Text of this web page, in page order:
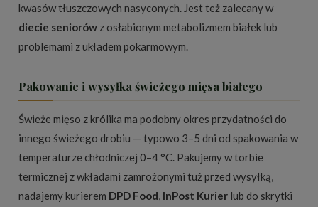
kwasów tłuszczowych nasyconych. Jest też zalecany w
diecie seniorów z osłabionym metabolizmem białek lub
problemami z układem pokarmowym.
Pakowanie i wysyłka świeżego mięsa białego
Świeże mięso z królika ma podobny okres przydatności do
innego świeżego drobiu — typowo 3–5 dni od spakowania w
temperaturze chłodniczej 0–4 °C. Pakujemy w torbie
termicznej z wkładami zamrożonymi tuż przed wysyłką,
nadajemy kurierem DPD Food InPost Kurier lub do skrytki